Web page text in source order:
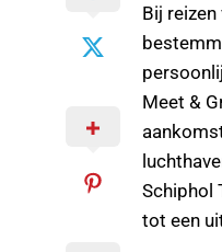
Bij
Meet &
Schiphol
tot een